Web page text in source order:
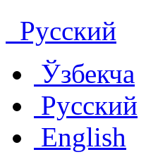
Русский
Ўзбекча
Русский
English